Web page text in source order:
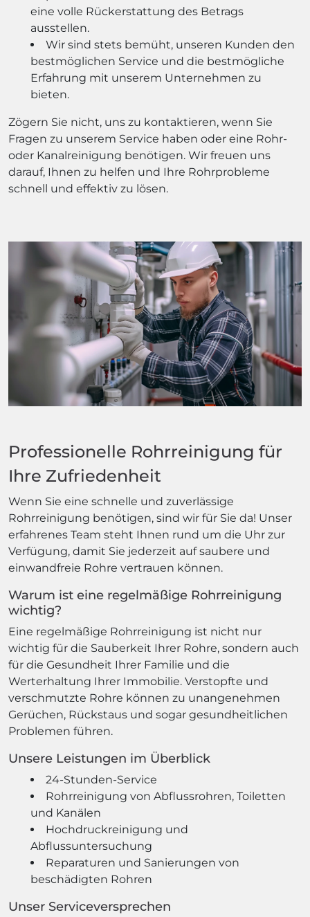
eine volle Rückerstattung des Betrags
ausstellen.
Wir sind stets bemüht, unseren Kunden den
bestmöglichen Service und die bestmögliche
Erfahrung mit unserem Unternehmen zu
bieten.
Zögern Sie nicht, uns zu kontaktieren, wenn Sie
Fragen zu unserem Service haben oder eine Rohr-
oder Kanalreinigung benötigen. Wir freuen uns
darauf, Ihnen zu helfen und Ihre Rohrprobleme
schnell und effektiv zu lösen.
Professionelle Rohrreinigung für
Ihre Zufriedenheit
Wenn Sie eine schnelle und zuverlässige
Rohrreinigung benötigen, sind wir für Sie da! Unser
erfahrenes Team steht Ihnen rund um die Uhr zur
Verfügung, damit Sie jederzeit auf saubere und
einwandfreie Rohre vertrauen können.
Warum ist eine regelmäßige Rohrreinigung
wichtig?
Eine regelmäßige Rohrreinigung ist nicht nur
wichtig für die Sauberkeit Ihrer Rohre, sondern auch
für die Gesundheit Ihrer Familie und die
Werterhaltung Ihrer Immobilie. Verstopfte und
verschmutzte Rohre können zu unangenehmen
Gerüchen, Rückstaus und sogar gesundheitlichen
Problemen führen.
Unsere Leistungen im Überblick
24-Stunden-Service
Rohrreinigung von Abflussrohren, Toiletten
und Kanälen
Hochdruckreinigung und
Abflussuntersuchung
Reparaturen und Sanierungen von
beschädigten Rohren
Unser Serviceversprechen